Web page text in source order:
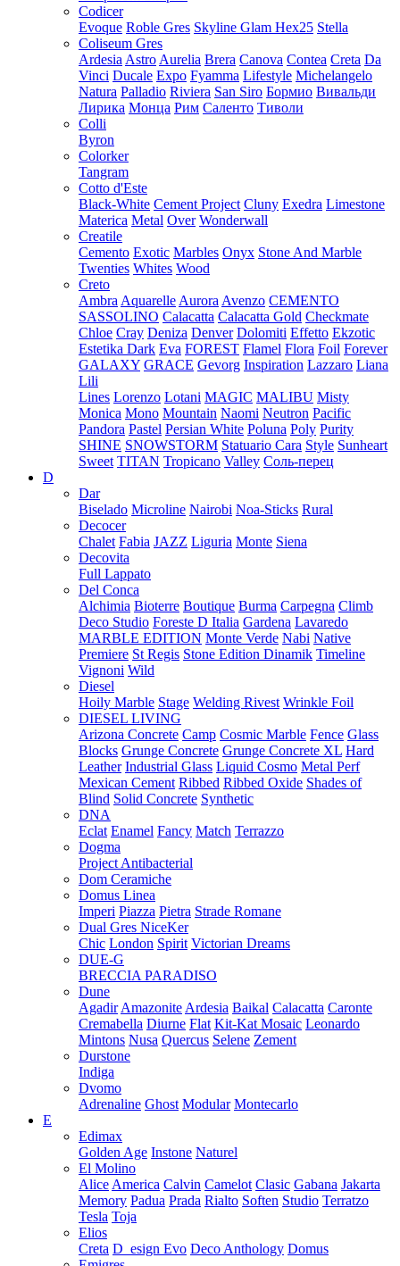
Codicer
Evoque Roble Gres Skyline Glam Hex25 Stella
Coliseum Gres
Ardesia Astro Aurelia Brera Canova Contea Creta Da
Vinci Ducale Expo Fyamma Lifestyle Michelangelo
Natura Palladio Riviera San Siro Бормио Вивальди
Лирика Монца Рим Саленто Тиволи
Colli
Byron
Colorker
Tangram
Cotto d'Este
Black-White Cement Project Cluny Exedra Limestone
Materica Metal Over Wonderwall
Creatile
Cemento Exotic Marbles Onyx Stone And Marble
Twenties Whites Wood
Creto
Ambra Aquarelle Aurora Avenzo CEMENTO
SASSOLINO Calacatta Calacatta Gold Checkmate
Chloe Cray Deniza Denver Dolomiti Effetto Ekzotic
Estetika Dark Eva FOREST Flamel Flora Foil Forever
GALAXY GRACE Gevorg Inspiration Lazzaro Liana
Lili
Lines Lorenzo Lotani MAGIC MALIBU Misty
Monica Mono Mountain Naomi Neutron Pacific
Pandora Pastel Persian White Poluna Poly Purity
SHINE SNOWSTORM Statuario Cara Style Sunheart
Sweet TITAN Tropicano Valley Соль-перец
D
Dar
Biselado Microline Nairobi Noa-Sticks Rural
Decocer
Chalet Fabia JAZZ Liguria Monte Siena
Decovita
Full Lappato
Del Conca
Alchimia Bioterre Boutique Burma Carpegna Climb
Deco Studio Foreste D Italia Gardena Lavaredo
MARBLE EDITION Monte Verde Nabi Native
Premiere St Regis Stone Edition Dinamik Timeline
Vignoni Wild
Diesel
Hoily Marble Stage Welding Rivest Wrinkle Foil
DIESEL LIVING
Arizona Concrete Camp Cosmic Marble Fence Glass
Blocks Grunge Concrete Grunge Concrete XL Hard
Leather Industrial Glass Liquid Cosmo Metal Perf
Mexican Cement Ribbed Ribbed Oxide Shades of
Blind Solid Concrete Synthetic
DNA
Eclat Enamel Fancy Match Terrazzo
Dogma
Project Antibacterial
Dom Ceramiche
Domus Linea
Imperi Piazza Pietra Strade Romane
Dual Gres NiceKer
Chic London Spirit Victorian Dreams
DUE-G
BRECCIA PARADISO
Dune
Agadir Amazonite Ardesia Baikal Calacatta Caronte
Cremabella Diurne Flat Kit-Kat Mosaic Leonardo
Mintons Nusa Quercus Selene Zement
Durstone
Indiga
Dvomo
Adrenaline Ghost Modular Montecarlo
E
Edimax
Golden Age Instone Naturel
El Molino
Alice America Calvin Camelot Clasic Gabana Jakarta
Memory Padua Prada Rialto Soften Studio Terratzo
Tesla Toja
Elios
Creta D_esign Evo Deco Anthology Domus